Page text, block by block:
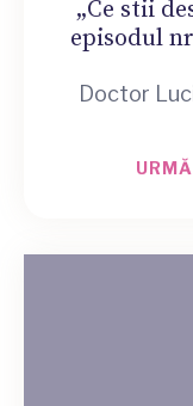
„Ce stii
episodul
Doctor